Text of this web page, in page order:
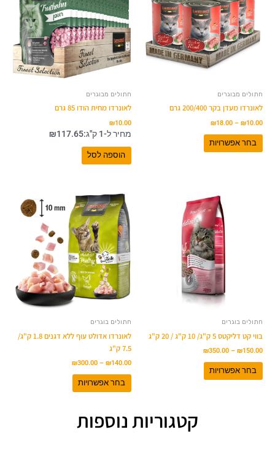
חתולים מבוגרים
לאונרדו מעדן בקר 200/400 גרם
₪10.00
–
₪18.00
בחר אפשרויות
מספר
סוגים.
ניתן
לבחור
את
האפשרויות
חתולים מבוגרים
לאונרדו מחית הודו 85 גרם
₪10.00
מחיר ל-1 ק"ג: ₪117.65
הוספה לסל
חתולים בוגרים
בווי קט דליקטס 5 ק"ג/ 10 ק"ג / 20 ק"ג
₪150.00
–
₪350.00
טווח
מחירים:
עד
בחר אפשרויות
למוצר
זה
יש
מספר
סוגים.
ניתן
לבחור
את
האפשרויות
חתולים בוגרים
לאונרדו אדולט עוף ללא דגנים 1.8 ק"ג/
7.5 ק"ג
₪140.00
–
₪300.00
מחירים:
עד
בחר אפשרויות
זה
יש
מספר
סוגים.
ניתן
לבחור
את
האפשרויות
בעמוד
קטגוריות נוספות